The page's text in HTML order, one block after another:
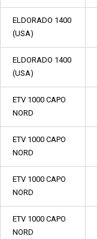
ELDORADO 1400
(USA)
ELDORADO 1400
(USA)
ETV 1000 CAPO
NORD
ETV 1000 CAPO
NORD
ETV 1000 CAPO
NORD
ETV 1000 CAPO
NORD